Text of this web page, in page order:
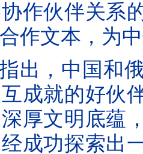
作伙伴关系
作文本，为
出，中国和
成就的好伙
厚文明底蕴
成功探索出